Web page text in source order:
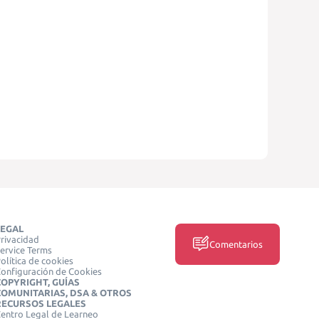
Terms
de cookies
de Cookies
GUÍAS
DSA & OTROS
LEGALES
Legal de Learneo
Comentarios